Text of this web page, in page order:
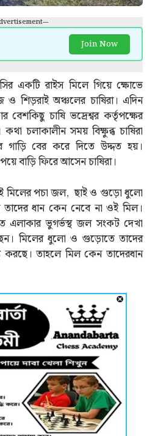
Join Now
একটি রাইস মিলে গিয়ে ক্ষোভে
শিড়রাই অঞ্চলের চাষিরা। এদিন
বেশকিছু চাষি ভদ্রেশ্বর কর্তৃপক্ষের
চলাকালীন সময় বিক্ষুব্ধ চাষিরা
গাড়ি বের করে দিতে উদ্দত হয়।
বাড়ি ফিরে আসেন চাষিরা।
ওই মিলের পচা জল, ছাই ও গুড়ো ধুলো
ধান কেন নেবে না ওই মিল।
এলাকার ভুগর্ভস্থ জল সংকট দেখা
মিলের ধুলো ও গুড়োতে তাদের
তাহলে মিল কেন তাদেরধান